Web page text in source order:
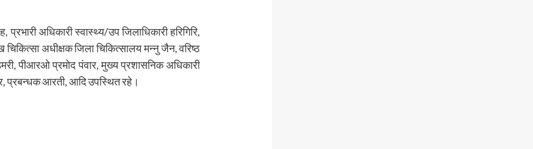
अधिकारी स्वास्थ्य/उप जिलाधिकारी हरिगिरि,
चिकित्सा अधीक्षक जिला चिकित्सालय मन्नु जैन, वरिष्ठ
पीआरओ प्रमोद पंवार, मुख्य प्रशासनिक अधिकारी
प्रबन्धक आरती, आदि उपस्थित रहे।